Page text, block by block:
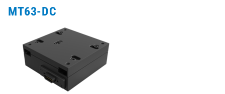
MT63-DC